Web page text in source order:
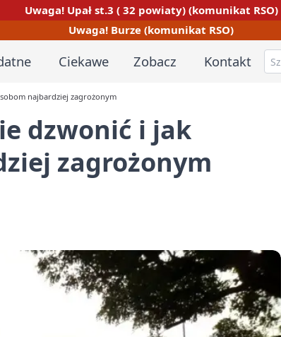
Uwaga! Upał st.3 ( 32 powiaty) (komunikat RSO)
Uwaga! Burze (komunikat RSO)
Ciekawe Zobacz Kontakt
najbardziej zagrożonym
dzwonić i jak
zagrożonym